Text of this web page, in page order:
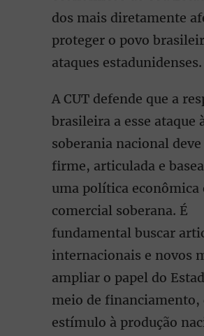
dos mais diretamente
proteger o povo
ataques estadunidenses.
A CUT defende que a
brasileira a esse ataque
soberania nacional deve
firme, articulada e
uma política econômica
comercial soberana. É
fundamental buscar
internacionais e novos
ampliar o papel do
meio de financiamento,
estímulo à produção